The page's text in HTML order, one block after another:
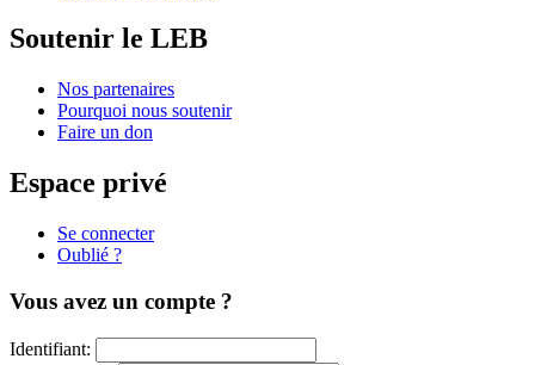
Soutenir le LEB
Nos partenaires
Pourquoi nous soutenir
Faire un don
Espace privé
Se connecter
Oublié ?
Vous avez un compte ?
Identifiant: